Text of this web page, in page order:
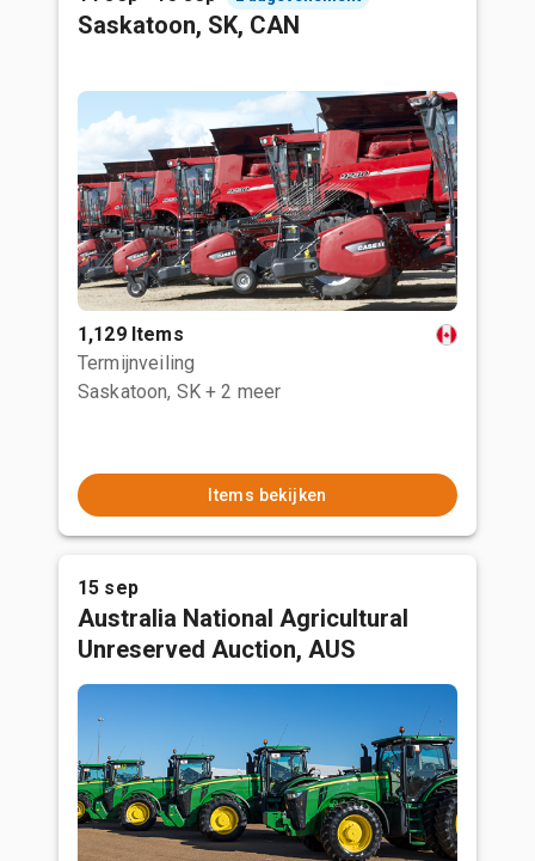
Saskatoon, SK, CAN
1,129 Items
Termijnveiling
Saskatoon, SK + 2 meer
Items bekijken
15 sep
Australia National Agricultural
Unreserved Auction, AUS